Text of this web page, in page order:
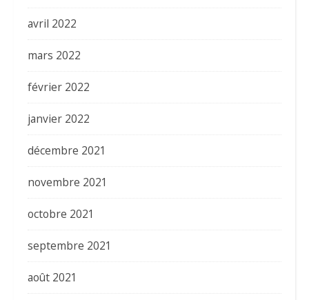
avril 2022
mars 2022
février 2022
janvier 2022
décembre 2021
novembre 2021
octobre 2021
septembre 2021
août 2021